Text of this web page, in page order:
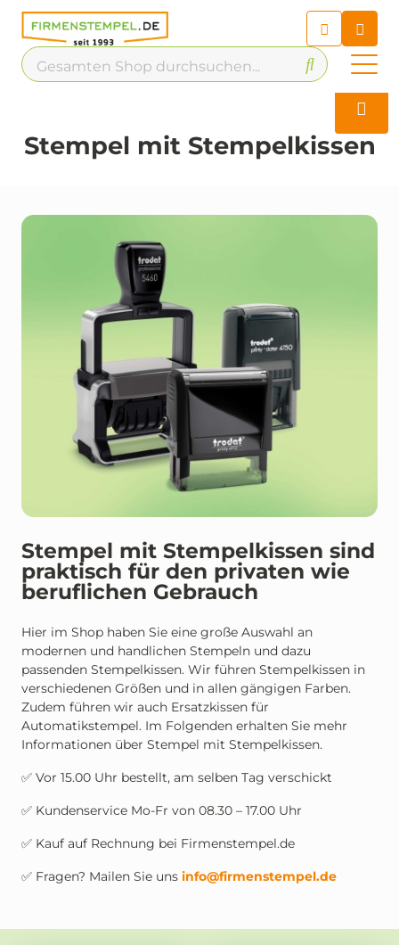
Chatbot
Chatten Sie 24/7 mit unserem
hilfreichen Chatbot
Stempel mit Stempelkissen
Stempel mit Stempelkissen sind
praktisch für den privaten wie
beruflichen Gebrauch
Hier im Shop haben Sie eine große Auswahl an
modernen und handlichen Stempeln und dazu
passenden Stempelkissen. Wir führen Stempelkissen in
verschiedenen Größen und in allen gängigen Farben.
Zudem führen wir auch Ersatzkissen für
Automatikstempel. Im Folgenden erhalten Sie mehr
Informationen über Stempel mit Stempelkissen.
✅ Vor 15.00 Uhr bestellt, am selben Tag verschickt
✅ Kundenservice Mo-Fr von 08.30 – 17.00 Uhr
✅ Kauf auf Rechnung bei Firmenstempel.de
✅ Fragen? Mailen Sie uns info@firmenstempel.de